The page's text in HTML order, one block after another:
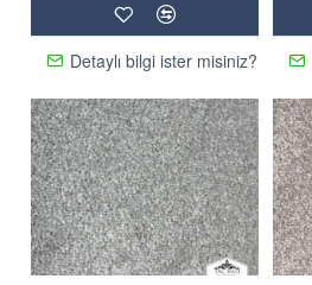
Detaylı bilgi ister misiniz?